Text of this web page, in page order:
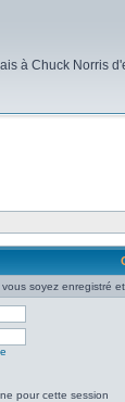
à Chuck Norris
soyez enregistré
pour cette session